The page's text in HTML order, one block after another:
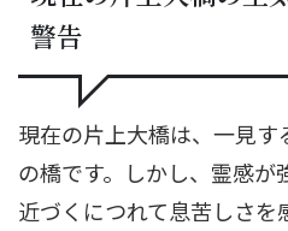
警告
現在の片上大橋は、一見
の橋です。しかし、霊感が
近づくにつれて息苦しさ